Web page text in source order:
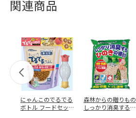
関連商品
にゃんこのでるでる
ボトル フードセッ
森林からの贈りもの
しっかり消臭するひ